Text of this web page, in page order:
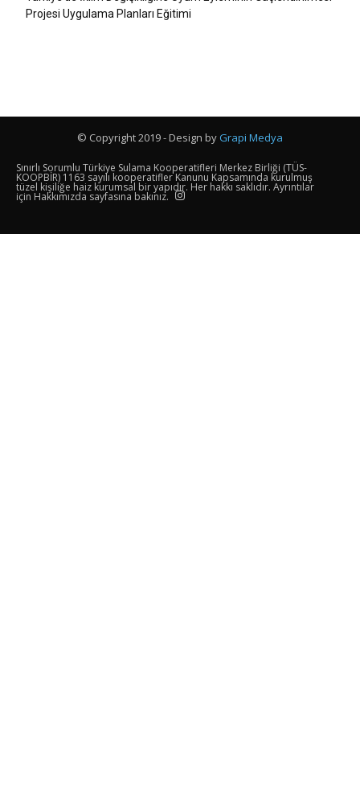
Projesi Uygulama Planları Eğitimi
© Copyright 2019 - Design byGrapi Medya
Sınırlı Sorumlu Türkiye Sulama Kooperatifleri Merkez Birliği (TÜS-
KOOPBİR) 1163 sayılı kooperatifler Kanunu Kapsamında kurulmuş
tüzel kişiliğe haiz kurumsal bir yapıdır. Her hakkı saklıdır. Ayrıntılar
için Hakkımızda sayfasına bakınız.